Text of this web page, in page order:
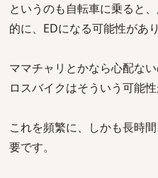
というのも自転車に乗ると
的に、EDになる可能性があり
ママチャリとかなら心配な
ロスバイクはそういう可能性
これを頻繁に、しかも長時
要です。